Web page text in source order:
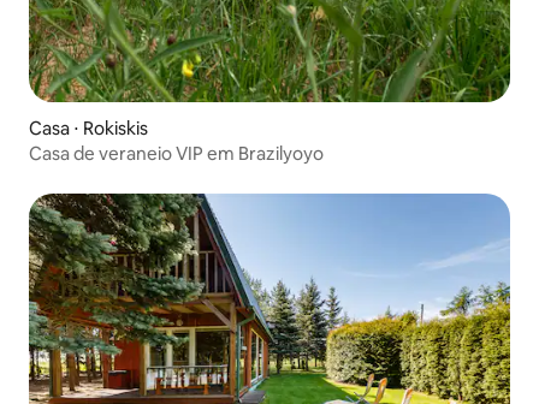
Casa ⋅ Rokiskis
Casa de veraneio VIP em Brazilyoyo